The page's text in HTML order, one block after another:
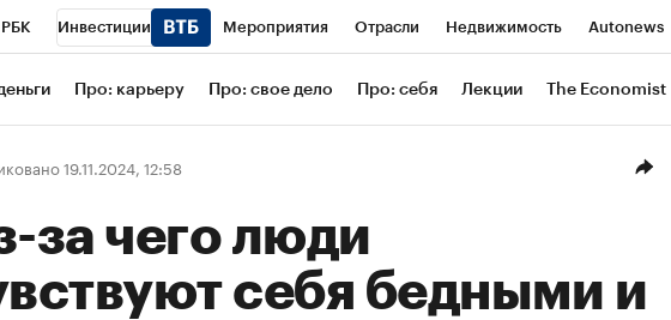
Инвестиции Мероприятия Отрасли Недвижимость Autonews
РБК РБК Образование РБК Life Тренды Визионеры
валюты
Про: карьеру Про: свое дело Про: себя Лекции The Economist
19.11.2024, 12:58
за чего люди
себя бедными и